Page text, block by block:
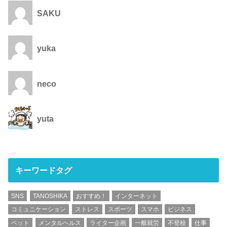
SAKU
yuka
neco
yuta
キーワードタグ
SNS TANOSHIKA おすすめ！
インターネット
コミュニケーション
ストレス スポーツ スマホ
ビジネス
ペット
メンタルヘルス ライター企画 一般就労 不登校
仕事